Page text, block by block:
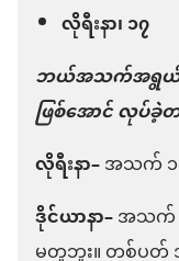
လိုရီးနာ၊ ၁၇
ဘယ်အသက်အရွယ်
ဖြစ်အောင် လုပ်ခဲ့
လိုရီးနာ–အသက် ၁
ဒိုင်ယာနာ–အသက်